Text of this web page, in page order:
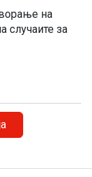
на
случаите за